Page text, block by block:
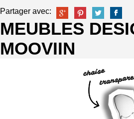
Partager avec:
MEUBLES
MOOVIIN